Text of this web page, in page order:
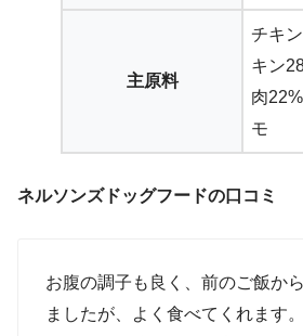
主原料
チキ
キン
肉
モ
ネルソンズドッグフードの口コミ
お腹の調子も良く、前のご飯か
ましたが、よく食べてくれます。